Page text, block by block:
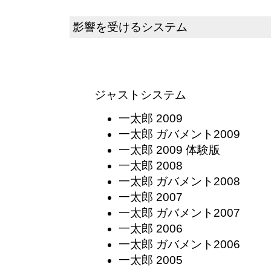
影響を受けるシステム
ジャストシステム
一太郎 2009
一太郎 ガバメント2009
一太郎 2009 体験版
一太郎 2008
一太郎 ガバメント2008
一太郎 2007
一太郎 ガバメント2007
一太郎 2006
一太郎 ガバメント2006
一太郎 2005